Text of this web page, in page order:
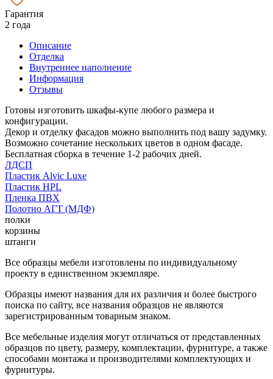
Гарантия
2 года
Описание
Отделка
Внутреннее наполнение
Информация
Отзывы
Готовы изготовить шкафы-купе любого размера и
конфигурации.
Декор и отделку фасадов можно выполнить под вашу задумку.
Возможно сочетание нескольких цветов в одном фасаде.
Бесплатная сборка в течение 1-2 рабочих дней.
ЛДСП
Пластик Alvic Luxe
Пластик HPL
Пленка ПВХ
Полотно АГТ (МДФ)
полки
корзины
штанги
Все образцы мебели изготовлены по индивидуальному
проекту в единственном экземпляре.
Образцы имеют названия для их различия и более быстрого
поиска по сайту, все названия образцов не являются
зарегистрированным товарным знаком.
Все мебельные изделия могут отличаться от представленных
образцов по цвету, размеру, комплектации, фурнитуре, а также
способами монтажа и производителями комплектующих и
фурнитуры.